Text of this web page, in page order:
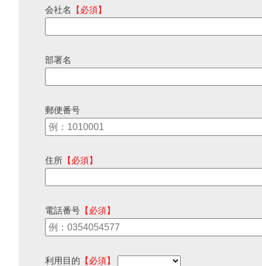
会社名 【必須】
部署名
郵便番号
住所 【必須】
電話番号 【必須】
利用目的 【必須】